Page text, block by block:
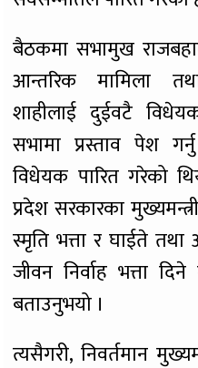
बैठकमा सभामुख
आन्तरिक मामिला
शाहीलाई दुईवटै
सभामा प्रस्ताव पेश
विधेयक पारित गरेको
प्रदेश सरकारका
स्मृति भत्ता र घाईते
जीवन निर्वाह भत्ता
बताउनुभयो ।
त्यसैगरी, निवर्तमान